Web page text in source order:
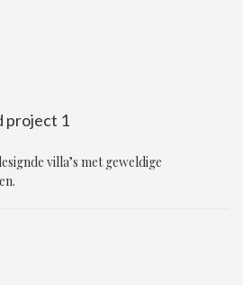
project 1
villa’s met geweldige